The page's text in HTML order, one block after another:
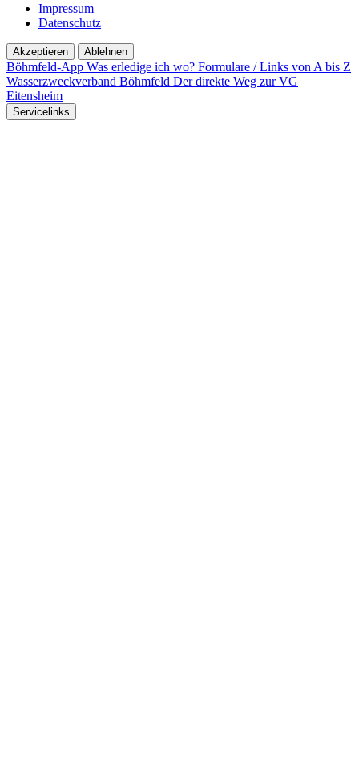
Impressum
Datenschutz
Akzeptieren Ablehnen
Böhmfeld-App Was erledige ich wo? Formulare / Links von A bis Z
Wasserzweckverband Böhmfeld Der direkte Weg zur VG
Eitensheim
Servicelinks